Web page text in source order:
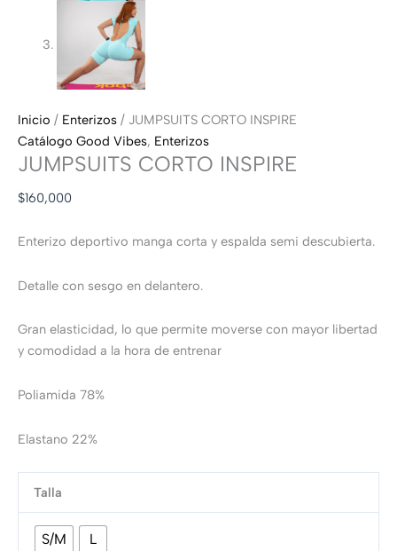
Inicio / Enterizos / JUMPSUITS CORTO INSPIRE
Catálogo Good Vibes, Enterizos
JUMPSUITS CORTO INSPIRE
$160,000
Enterizo deportivo manga corta y espalda semi descubierta.
Detalle con sesgo en delantero.
Gran elasticidad, lo que permite moverse con mayor libertad
y comodidad a la hora de entrenar
Poliamida 78%
Elastano 22%
Talla
S/M L